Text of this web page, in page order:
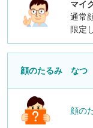
マイ
通常
限定
顔のたるみ なつ
顔の